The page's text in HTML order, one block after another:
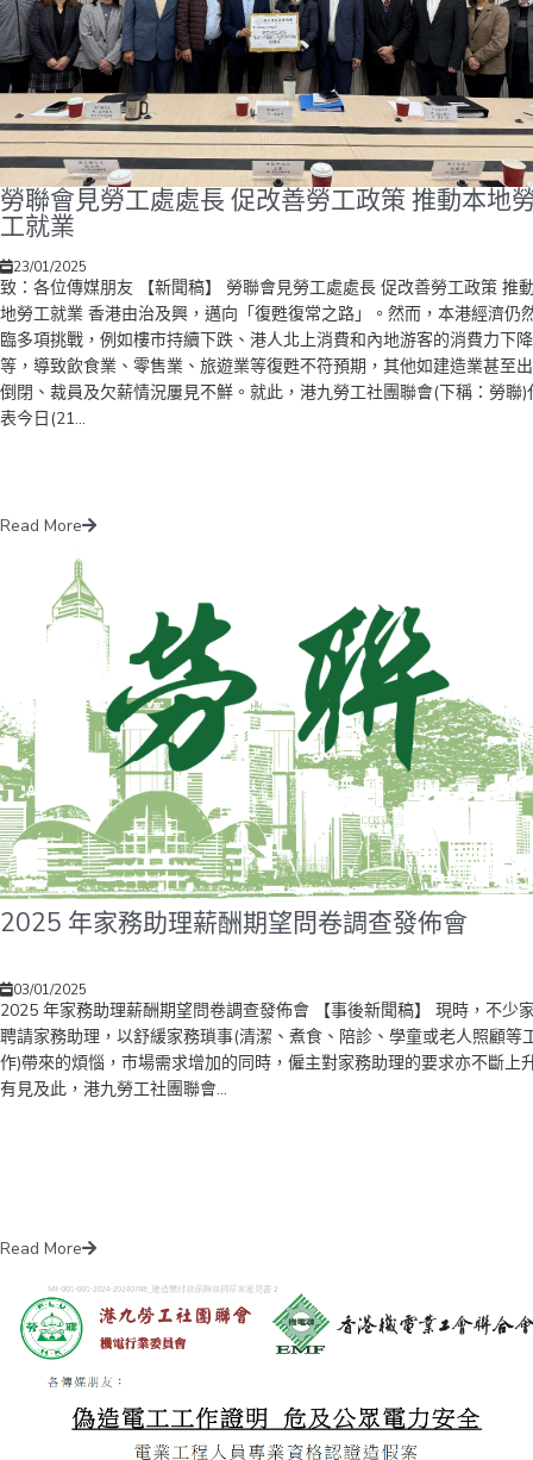
入境處部分發出簽證和入境證的服務收費過低，包括發出普通、過境簽
一次和多次性入境證，收費僅能收回約三成成本，所以勞聯建議政府檢
提高相關服務收費，新水平應不低於成本的八成。此外，飛機乘客離境
2004年1月起至今未有調整，勞聯亦建議將稅款由現時120元調高至180
預計每年可帶來額外超過8億元的收入。 林振昇又指，教育局最近表示
檢討專上院校取錄學生時的「本地生」定義，以及擬參考外地相關的學
排。由於根據目前定義，「本地生」包括透過各項人才計劃來港人士的
年受養子女，修讀資助大學本科課程可獲學費資助，學費水平僅為非本
的約四分之一。因考慮到獲批來港人才的經濟條件通常較佳，加上難以
科學位分層學費制度，向持有受養人簽證的學生收取比其他本地生多50
學費，調整後的學費仍遠低於向非本地生收取的水平。 在節流方面，林
認為政府應進一步削減各部門的經常性開支，但不宜以「一刀切」方式執
行，建議可由政策局和部門審視內部資源後，各自提出可削減開支水平
由財政司司長審核和決定不同部門的削減目標。此外，政府預計未來5年
本工務開支每年平均約900億元，勞聯認同當局在工務工程的持續投入，
善各項基建滿足將來的發展需要，並為建造業界提供就業機會，但必須
務員「開刀」凍薪或減薪，一來憂慮會打擊團隊士氣，也可能對私人市
來影響。公務員薪酬調整應按既定機制處理，參考薪酬趨勢調查結果及
其他一籃子因素後，客觀和理性地作出調整。他又表示，政府近年擴大
外勞，目前已有約6.7萬人獲批來港，應該逐步放慢輸入步伐，全面檢討
政策和收緊申請條件。而且，在向外搶人才的同時，也要繼續投放資源
本地市民就業和加強培訓工作。 周小松續指，目前本港女性和長者的整
動參與率較鄰近先進經濟體為低，本港15歲以上女性勞動參與率只有
52.3％，而在新加坡的同樣年齡段的女性勞動參與率高達62.8％；另外
港現時65歲以上人口的勞動參與率是13.7％，日本則是26.1％。他認為
有政策配套協助，包括完善育兒託兒服務、推動彈性工作制度普及化等
上提供適當誘因，就能夠進一步推動女性和中高齡人口重投就業。因此
聯建議政府推出以下一系列措施，包括將「在校課後託管服務計劃」恆
和研究推展至初中級別，減輕更多家長的照顧責任，讓他們有時間和空
出工作；政府早前推出的「再就業津貼試行計劃」成效良好，至今吸引
萬人參加及錄得逾8,000宗成功就業個案，下一步可考慮恆常化和擴展計
劃，為完成持續工作18個月或24個月的參加者再額外發放津貼，減少他
次離開職場的機會。 至於加強培訓方面，周小松建議提升持續進修基金
培訓的指定認可課程，其共付比率可獲減半；另外，由於僱員再培訓局
改革，包括放寬報讀的學歷限制和增加最少1.5萬個年度總學額等，未來
肩負起為整體勞動人口提供「技能為本」課程的職責，預計培訓局未來
支將顯著增加。為避免政府日後要向再培訓基金再注資，勞聯建議政府
僱員再培訓徵款至600元，以確保擴展再培訓服務後的長遠財政可持續性
不少內地城市正就建設低空基建積極布局，例如深圳去年已訂明目標要在
議政府加快完善低空基礎建設，在北部都會區及河套合作區等大型發展項
目，建造低空網絡設施、空中交通監管設施及低空飛行器起降場地等設
勞聯副主席譚金蓮指，強積金作為退休保障制度的重要部分，隨着供款
上限超過10年未有調整，對於較高收入人士的保障逐漸減少。她強調，
調整供款入息上限的法定基準，即每月就業收入分佈中的第90個百分位
達到59,100元，與現時30,000元的上限相差甚遠，故勞聯建議應分階段
勞聯會見勞工處處長 促改善勞工政策 推動本地
工就業
23/01/2025
致：各位傳媒朋友 【新聞稿】 勞聯會見勞工處處長 促改善勞工政策 推
地勞工就業 香港由治及興，邁向「復甦復常之路」。然而，本港經濟仍
臨多項挑戰，例如樓市持續下跌、港人北上消費和內地游客的消費力下降
等，導致飲食業、零售業、旅遊業等復甦不符預期，其他如建造業甚至
倒閉、裁員及欠薪情況屢見不鮮。就此，港九勞工社團聯會(下稱：勞聯)
表今日(21...
Read More
2025 年家務助理薪酬期望問卷調查發佈會
03/01/2025
2025 年家務助理薪酬期望問卷調查發佈會 【事後新聞稿】 現時，不少
聘請家務助理，以舒緩家務瑣事(清潔、煮食、陪診、學童或老人照顧等
作)帶來的煩惱，市場需求增加的同時，僱主對家務助理的要求亦不斷上
有見及此，港九勞工社團聯會...
Read More